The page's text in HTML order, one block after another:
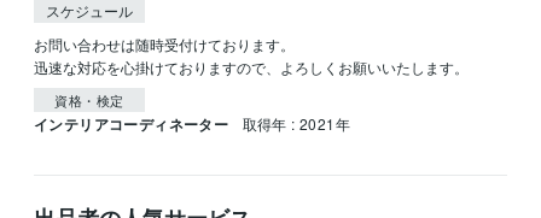
スケジュール
お問い合わせは随時受付けております。
迅速な対応を心掛けておりますので、よろしくお願いいたします。
資格・検定
インテリアコーディネーター 取得年 : 2021年